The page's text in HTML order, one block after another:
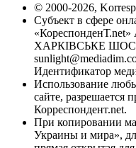
© 2000-2026,
Субъект в сфере
«КореспонденТ.net»
ХАРКІВСЬКЕ ШОСЕ,
Идентификатор
Использование
сайте, разрешается
Корреспондент.net.
При копировании
Украины и мира»,